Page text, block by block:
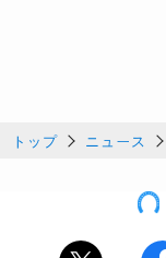
トップ ニュース